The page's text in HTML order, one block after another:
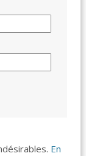
En